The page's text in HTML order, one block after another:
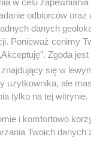
odbiorców oraz
danych
Ponieważ cenimy
Zgoda
się w
użytkownika, ale
tylko na tej witrynie.
i komfortowo
Twoich danych